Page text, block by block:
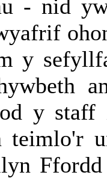
- nid
y
y
teimlo'r